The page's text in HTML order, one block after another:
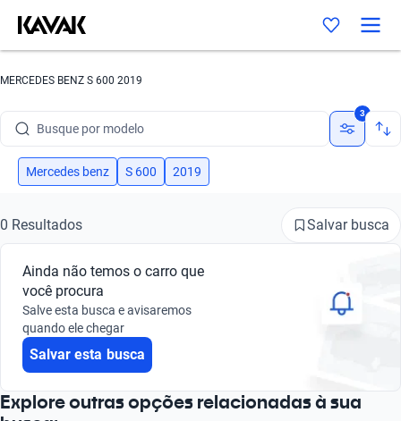
MERCEDES BENZ S 600 2019
Busque por modelo
Busque por versão
Busque por marca
Busque por modelo
Busque por versão
3
Mercedes benz S 600 2019
0 Resultados Salvar busca
Ainda não temos o carro que
você procura
Salve esta busca e avisaremos
quando ele chegar
Salvar esta busca
Explore outras opções relacionadas à sua